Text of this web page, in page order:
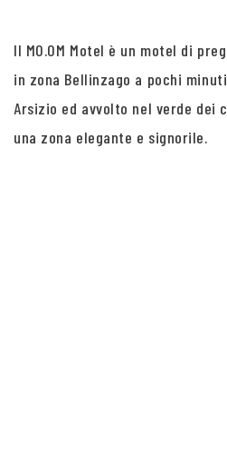
Il MO.OM Motel è un motel di
in zona Bellinzago a pochi
Arsizio ed avvolto nel verde dei
una zona elegante e signorile.